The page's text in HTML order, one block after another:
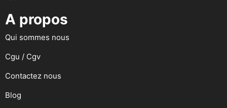
A propos
Qui sommes nous
Cgu / Cgv
Contactez nous
Blog